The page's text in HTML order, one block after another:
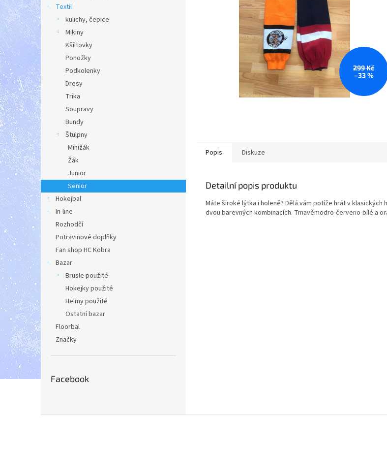
n
Textil
kulichy, čepice
Mikiny
Kšiltovky
Ponožky
Podkolenky
Dresy
Trika
Soupravy
Bundy
Štulpny
Minižák
Žák
Junior
Senior
Hokejbal
In-line
Rozhodčí
Potravinové doplňky
Fan shop HC Kobra
Bazar
Brusle použité
Hokejky použité
Helmy použité
Ostatní bazar
Floorbal
Značky
Facebook
299 Kč
–33 %
Popis Diskuze
Detailní popis produktu
Máte široké lýtka i holeně? Dělá vám potíže hrát v
dvou barevných kombinacích. Tmavěmodro-červeno-bílé a